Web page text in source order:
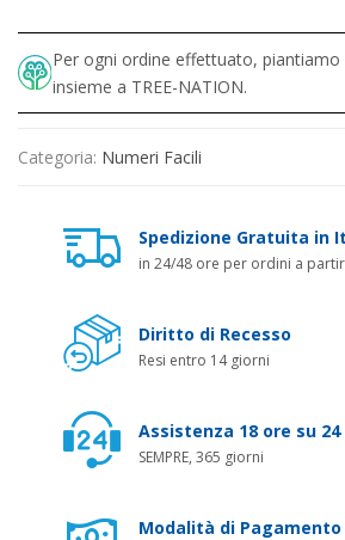
Per ogni ordine effettuato, piantiamo
insieme a TREE-NATION.
Categoria: Numeri Facili
Spedizione Gratuita in
in 24/48 ore per ordini a
Diritto di Recesso
Resi entro 14 giorni
Assistenza 18 ore su 24
SEMPRE, 365 giorni
Modalità di Pagamento